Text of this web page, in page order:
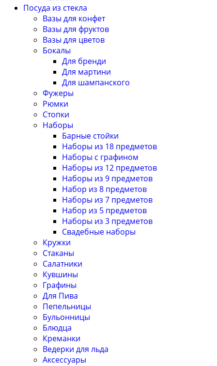
Посуда из стекла
Вазы для конфет
Вазы для фруктов
Вазы для цветов
Бокалы
Для бренди
Для мартини
Для шампанского
Фужеры
Рюмки
Стопки
Наборы
Барные стойки
Наборы из 18 предметов
Наборы с графином
Наборы из 12 предметов
Наборы из 9 предметов
Набор из 8 предметов
Наборы из 7 предметов
Набор из 5 предметов
Наборы из 3 предметов
Свадебные наборы
Кружки
Стаканы
Салатники
Кувшины
Графины
Для Пива
Пепельницы
Бульонницы
Блюдца
Креманки
Ведерки для льда
Аксессуары